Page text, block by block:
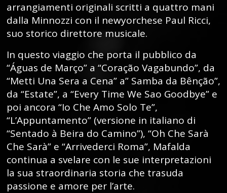
arrangiamenti originali scritti a quattro mani
dalla Minnozzi con il newyorchese Paul Ricci,
suo storico direttore musicale.
In questo viaggio che porta il pubblico da
“Águas de Março” a “Coração Vagabundo”, da
“Metti Una Sera a Cena” a” Samba da Bênção”,
da “Estate”, a “Every Time We Sao Goodbye” e
poi ancora “Io Che Amo Solo Te”,
“L’Appuntamento” (versione in italiano di
“Sentado à Beira do Camino”), “Oh Che Sarà
Che Sarà” e “Arrivederci Roma”, Mafalda
continua a svelare con le sue interpretazioni
la sua straordinaria storia che trasuda
passione e amore per l’arte.